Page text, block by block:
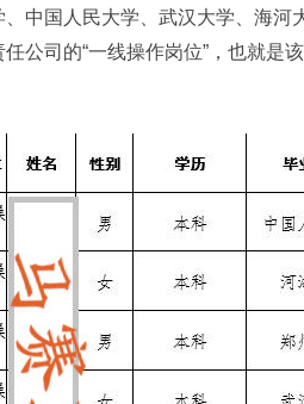
中国人民大学、武汉大学、海河
公司的“一线操作岗位”，也就是